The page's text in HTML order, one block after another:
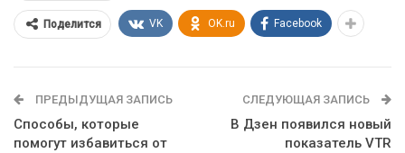
Поделится VK OK.ru Facebook
ПРЕДЫДУЩАЯ ЗАПИСЬ
Способы, которые
помогут избавиться от
СЛЕДУЮЩАЯ ЗАПИСЬ
В Дзен появился новый
показатель VTR